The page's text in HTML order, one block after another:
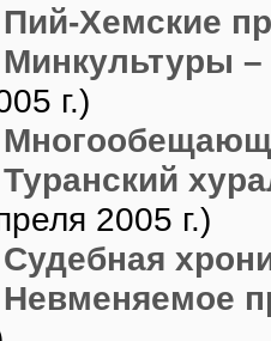
Пий-Хемские
Минкультуры
г.)
Туранский
2005 г.)
Судебная
Невменяемое